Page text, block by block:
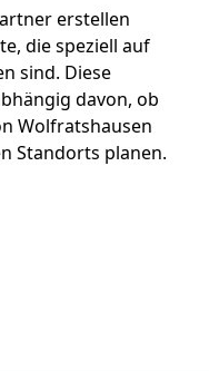
erstellen
die speziell auf
sind. Diese
davon, ob
Wolfratshausen
Standorts planen.